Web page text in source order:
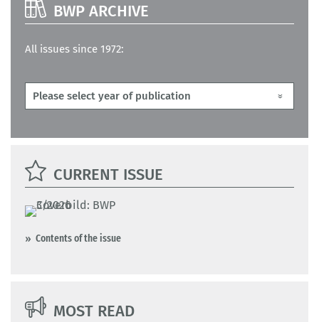
BWP ARCHIVE
All issues since 1972:
CURRENT ISSUE
Contents of the issue
MOST READ